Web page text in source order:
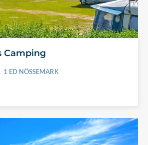
Camping
1 ED NÖSSEMARK